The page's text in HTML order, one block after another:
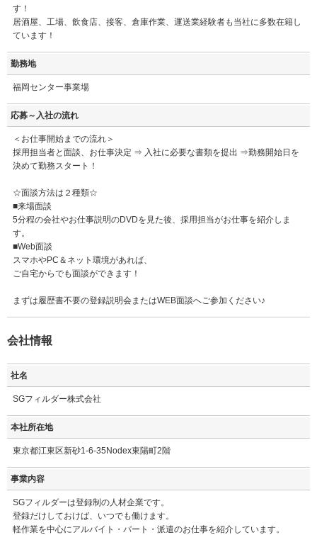
す！
居酒屋、工場、飲食店、接客、倉庫作業、運送業経験者も当社に多数在籍し
ています！
勤務地
福岡センター事業場
応募～入社の流れ
＜お仕事開始までの流れ＞
採用担当者と面談、お仕事決定 ⇒ 入社に必要な書類を提出 ⇒勤務開始日を
決めて勤務スタート！
☆面談方法は２種類☆
■来場面談
5分程の会社やお仕事説明のDVDを見た後、採用担当がお仕事を紹介しま
す。
■Web面談
スマホやPC＆ネット環境があれば、
ご自宅からでも面談ができます！
まずは履歴書不要の登録説明会またはWEB面談へご参加ください♪
会社情報
社名
SGフィルダー株式会社
本社所在地
東京都江東区新砂1-6-35Nodex東陽町2階
事業内容
SGフィルダーは登録制の人材企業です。
登録だけしておけば、いつでも働けます。
軽作業を中心にアルバイト・パート・派遣のお仕事を紹介しています。